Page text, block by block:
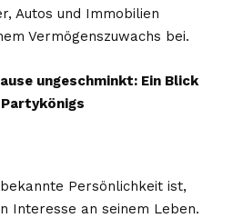
Autos und Immobilien
Vermögenszuwachs bei.
ungeschminkt: Ein Blick
Persönlichkeit ist,
Interesse an seinem Leben.